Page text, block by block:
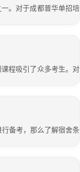
。对于成都普华单招培
程吸引了众多考生。对
备考，那么了解宿舍条